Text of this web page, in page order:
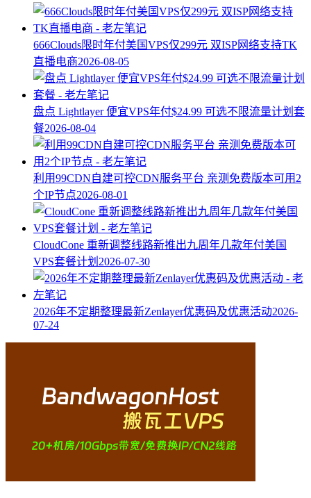
666Clouds限时年付美国VPS仅299元 双ISP网络支持TK
直播电商2026-08-05
盘点 Lightlayer 便宜VPS年付$24.99 可选不限流量计划套
餐2026-08-04
利用99CDN自建可控CDN服务平台 亲测免费版本可用2
个IP节点2026-08-01
CloudCone 重新调整线路新推出九周年几款年付美国
VPS套餐计划 2026-07-30
2026年不定期整理最新Zenlayer优惠码及优惠活动2026-
07-24